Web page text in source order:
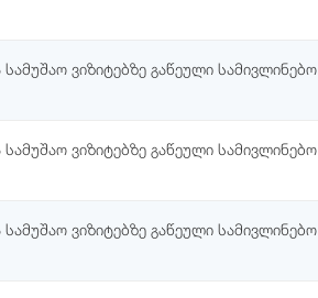
ვიზიტებზე გაწეული სამივლინებო
ვიზიტებზე გაწეული სამივლინებო
ვიზიტებზე გაწეული სამივლინებო